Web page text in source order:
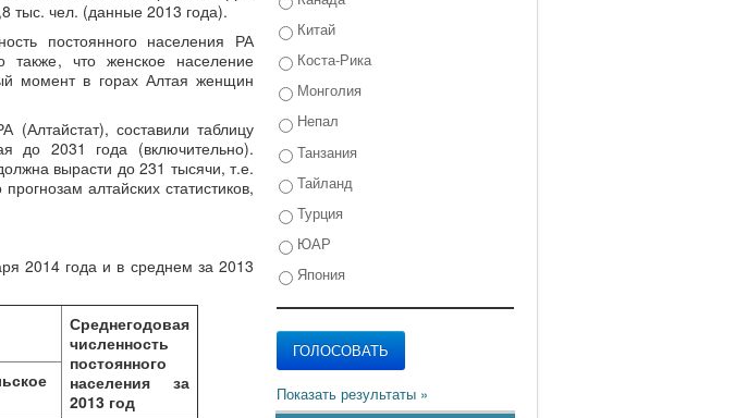
тыс. чел. (данные 2013 года).
постоянного населения РА
что женское население
момент в горах Алтая женщин
составили таблицу
до 2031 года (включительно).
вырасти до 231 тысячи, т.е.
алтайских статистиков,
2014 года и в среднем за 2013
Среднегодовая
численность
постоянного
населения за
2013 год
Китай
Коста-Рика
Монголия
Непал
Танзания
Тайланд
Турция
ЮАР
Япония